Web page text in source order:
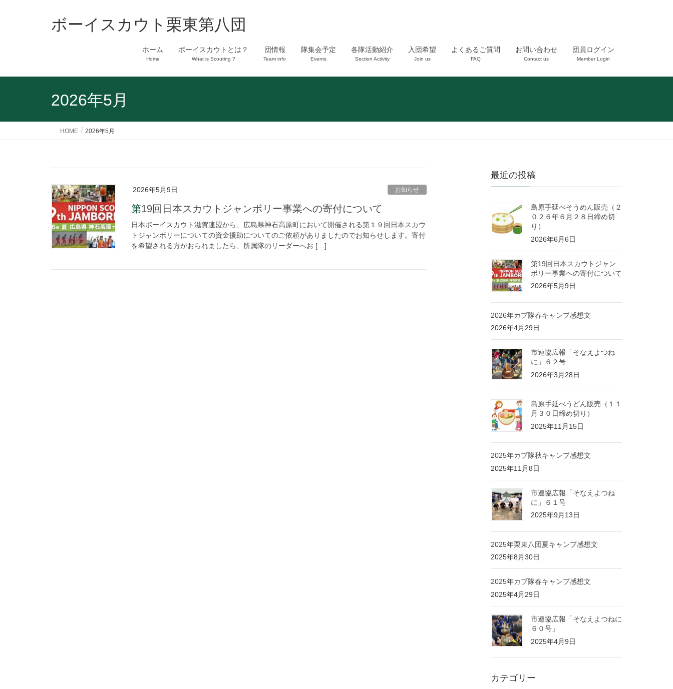
ボーイスカウト栗東第八団
ホーム
Home
ボーイスカウトとは？
What is Scouting ?
団情報
Team info
隊集会予定
Events
各隊活動紹介
Section Activity
入団希望
Join us
よくあるご質問
FAQ
お問い合わせ
Contact us
団員ログイン
Member Login
2026年5月
HOME 2026年5月
2026年5月9日 お知らせ
第19回日本スカウトジャンボリー事業への寄付について
日本ボーイスカウト滋賀連盟から、広島県神石高原町において開催される第１９回日本スカウ
トジャンボリーについての資金援助についてのご依頼がありましたのでお知らせします。寄付
を希望される方がおられましたら、所属隊のリーダーへお […]
最近の投稿
島原手延べそうめん販売（２
０２６年６月２８日締め切
り）
2026年6月6日
第19回日本スカウトジャン
ボリー事業への寄付について
2026年5月9日
2026年カブ隊春キャンプ感想文
2026年4月29日
市連協広報「そなえよつね
に」６２号
2026年3月28日
島原手延べうどん販売（１１
月３０日締め切り）
2025年11月15日
2025年カブ隊秋キャンプ感想文
2025年11月8日
市連協広報「そなえよつね
に」６１号
2025年9月13日
2025年栗東八団夏キャンプ感想文
2025年8月30日
2025年カブ隊春キャンプ感想文
2025年4月29日
市連協広報「そなえよつねに
６０号」
2025年4月9日
カテゴリー